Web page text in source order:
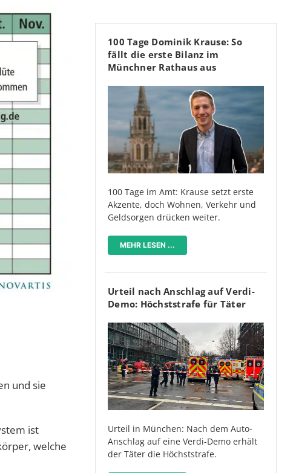
und sie
ist
welche
100 Tage Dominik Krause: So
fällt die erste Bilanz im
Münchner Rathaus aus
100 Tage im Amt: Krause setzt erste
Akzente, doch Wohnen, Verkehr und
Geldsorgen drücken weiter.
MEHR LESEN ...
Urteil nach Anschlag auf Verdi-
Demo: Höchststrafe für Täter
Urteil in München: Nach dem Auto-
Anschlag auf eine Verdi-Demo erhält
der Täter die Höchststrafe.